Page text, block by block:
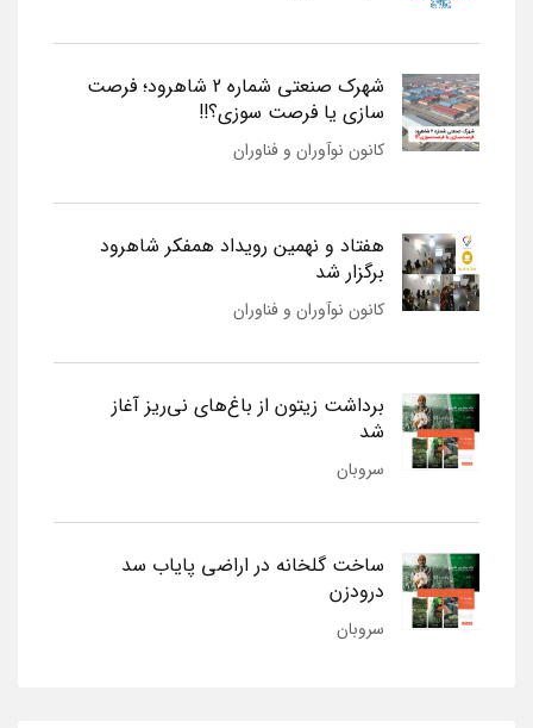
شهرک صنعتی شماره 2 شاهرود؛ فرصت
سازی یا فرصت سوزی؟!!
کانون نوآوران و فناوران
هفتاد و نهمین رویداد همفکر شاهرود
برگزار شد
کانون نوآوران و فناوران
برداشت زیتون از باغ‌های نی‌ریز آغاز
شد
سروبان
ساخت گلخانه در اراضی پایاب سد
درودزن
سروبان